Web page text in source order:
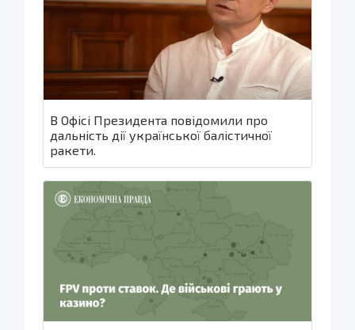
В Офісі Президента повідомили про
дальність дії української балістичної
ракети.